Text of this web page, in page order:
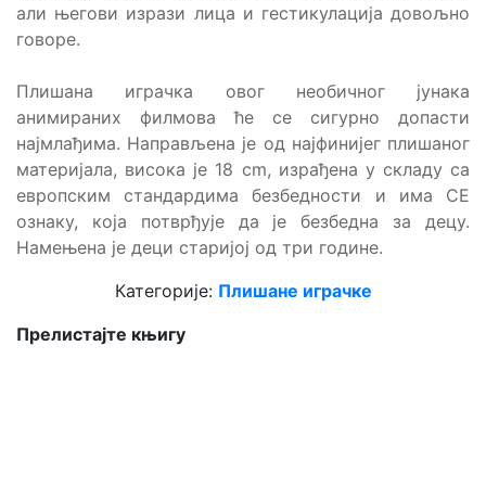
али његови изрази лица и гестикулација довољно
говоре.
Плишана играчка овог необичног јунака
анимираних филмова ће се сигурно допасти
најмлађима. Направљена је од најфинијег плишаног
материјала, висока је 18 cm, израђена у складу са
европским стандардима безбедности и има СЕ
ознаку, која потврђује да је безбедна за децу.
Намењена је деци старијој од три године.
Категорије: Плишане играчке
Прелистајте књигу